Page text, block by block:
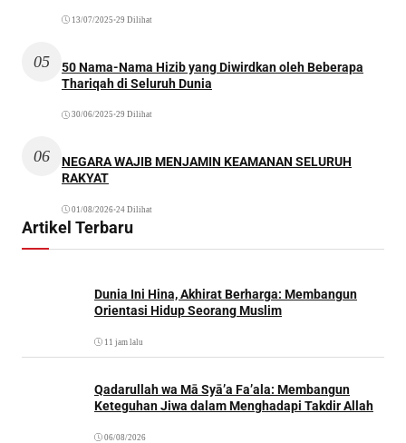
13/07/2025 •29 Dilihat
05
50 Nama-Nama Hizib yang Diwirdkan oleh Beberapa
Thariqah di Seluruh Dunia
30/06/2025 •29 Dilihat
06
NEGARA WAJIB MENJAMIN KEAMANAN SELURUH
RAKYAT
01/08/2026•24 Dilihat
Artikel Terbaru
Dunia Ini Hina, Akhirat Berharga: Membangun
Orientasi Hidup Seorang Muslim
11 jam lalu
Qadarullah wa Mā Syā’a Fa’ala: Membangun
Keteguhan Jiwa dalam Menghadapi Takdir Allah
06/08/2026